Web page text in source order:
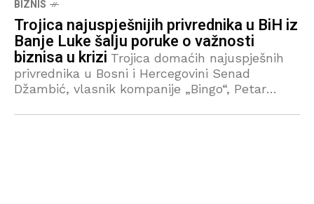
BIZNIS
Trojica najuspješnijih privrednika u BiH iz
Banje Luke šalju poruke o važnosti
biznisa u krizi Trojica domaćih najuspješnih
privrednika u Bosni i Hercegovini Senad
Džambić, vlasnik kompanije „Bingo“, Petar
Aleksandar Džombić, osnivač MF Group,